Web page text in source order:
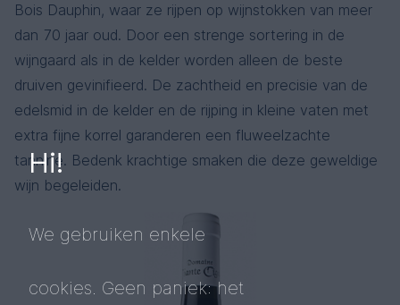
Bois Dauphin, waar ze rijpen op wijnstokken van meer
dan 70 jaar oud. Door een strenge sortering in de
wijngaard als in de kelder worden alleen de beste
druiven gevinifieerd. De zachtheid en precisie van de
edelsmid in de kelder en de rijping in kleine vaten met
extra fijne korrel garanderen een fluweelzachte
tannine. Bedenk krachtige smaken die deze geweldige
wijn begeleiden.
Hi!
We gebruiken enkele
cookies. Geen paniek: het